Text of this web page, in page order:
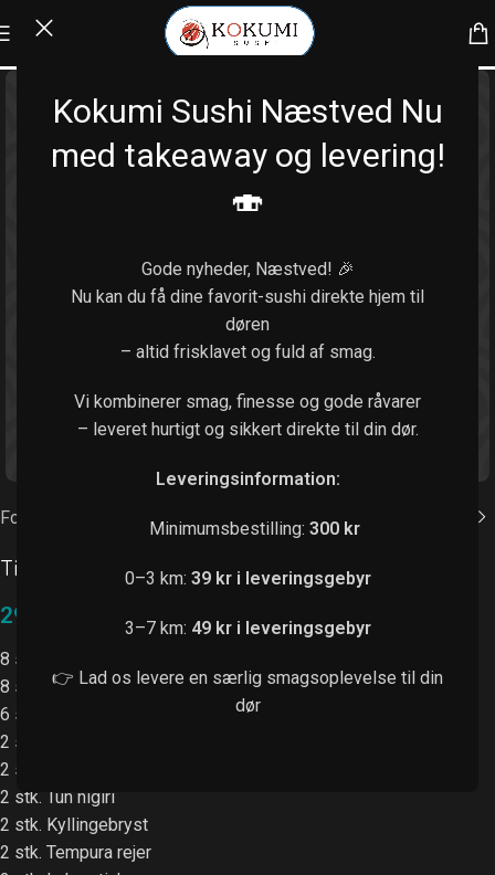
Kokumi Sushi Næstved Nu
med takeaway og levering!
🍣
Gode nyheder, Næstved! 🎉
Nu kan du få dine favorit-sushi direkte hjem til
døren
– altid frisklavet og fuld af smag.
Vi kombinerer smag, finesse og gode råvarer
– leveret hurtigt og sikkert direkte til din dør.
Leveringsinformation:
Minimumsbestilling: 300 kr
0–3 km: 39 kr i leveringsgebyr
3–7 km: 49 kr i leveringsgebyr
👉 Lad os levere en særlig smagsoplevelse til din
dør
Klik for at forstørre
Forside Tilbudsmenuer
Tilbudsmenu 3
299,00
8 stk. Green ebi
8 stk. California
6 stk. Laks big
2 stk. Laks nigiri
2 stk. Rejer nigiri
2 stk. Tun nigiri
2 stk. Kyllingebryst
2 stk. Tempura rejer